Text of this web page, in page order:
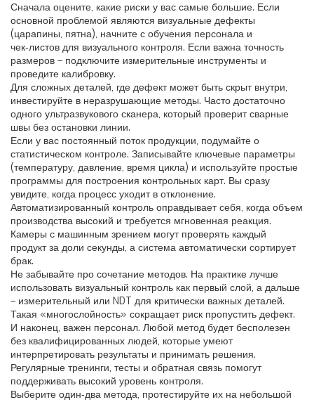
Сначала оцените, какие риски у вас самые большие. Если
основной проблемой являются визуальные дефекты
(царапины, пятна), начните с обучения персонала и
чек‑листов для визуального контроля. Если важна точность
размеров – подключите измерительные инструменты и
проведите калибровку.
Для сложных деталей, где дефект может быть скрыт внутри,
инвестируйте в неразрушающие методы. Часто достаточно
одного ультразвукового сканера, который проверит сварные
швы без остановки линии.
Если у вас постоянный поток продукции, подумайте о
статистическом контроле. Записывайте ключевые параметры
(температуру, давление, время цикла) и используйте простые
программы для построения контрольных карт. Вы сразу
увидите, когда процесс уходит в отклонение.
Автоматизированный контроль оправдывает себя, когда объем
производства высокий и требуется мгновенная реакция.
Камеры с машинным зрением могут проверять каждый
продукт за доли секунды, а система автоматически сортирует
брак.
Не забывайте про сочетание методов. На практике лучше
использовать визуальный контроль как первый слой, а дальше
– измерительный или NDT для критически важных деталей.
Такая «многослойность» сокращает риск пропустить дефект.
И наконец, важен персонал. Любой метод будет бесполезен
без квалифицированных людей, которые умеют
интерпретировать результаты и принимать решения.
Регулярные тренинги, тесты и обратная связь помогут
поддерживать высокий уровень контроля.
Выберите один‑два метода, протестируйте их на небольшой